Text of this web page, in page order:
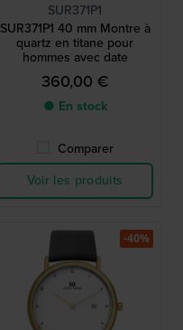
SUR371P1
SUR371P1 40 mm Montre à
quartz en titane pour
hommes avec date
360,00 €
● En stock
Comparer
Voir les produits
-40%